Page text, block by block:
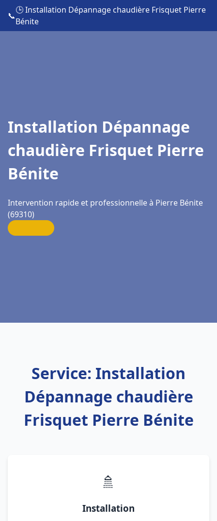
📞
🕒 Installation Dépannage chaudière Frisquet Pierre
Bénite
Installation Dépannage
chaudière Frisquet Pierre
Bénite
Intervention rapide et professionnelle à Pierre Bénite
(69310)
Service: Installation
Dépannage chaudière
Frisquet Pierre Bénite
🚿
Installation